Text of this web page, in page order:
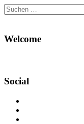
Suchen
nach:
Welcome
Social